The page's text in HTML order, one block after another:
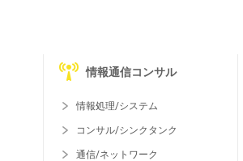
情報通信コンサル
情報処理/システム
コンサル/シンクタンク
通信/ネットワーク